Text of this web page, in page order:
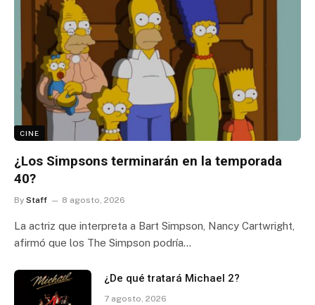
CINE
¿Los Simpsons terminarán en la temporada
40?
By Staff 8 agosto, 2026
La actriz que interpreta a Bart Simpson, Nancy Cartwright,
afirmó que los The Simpson podría…
¿De qué tratará Michael 2?
7 agosto, 2026